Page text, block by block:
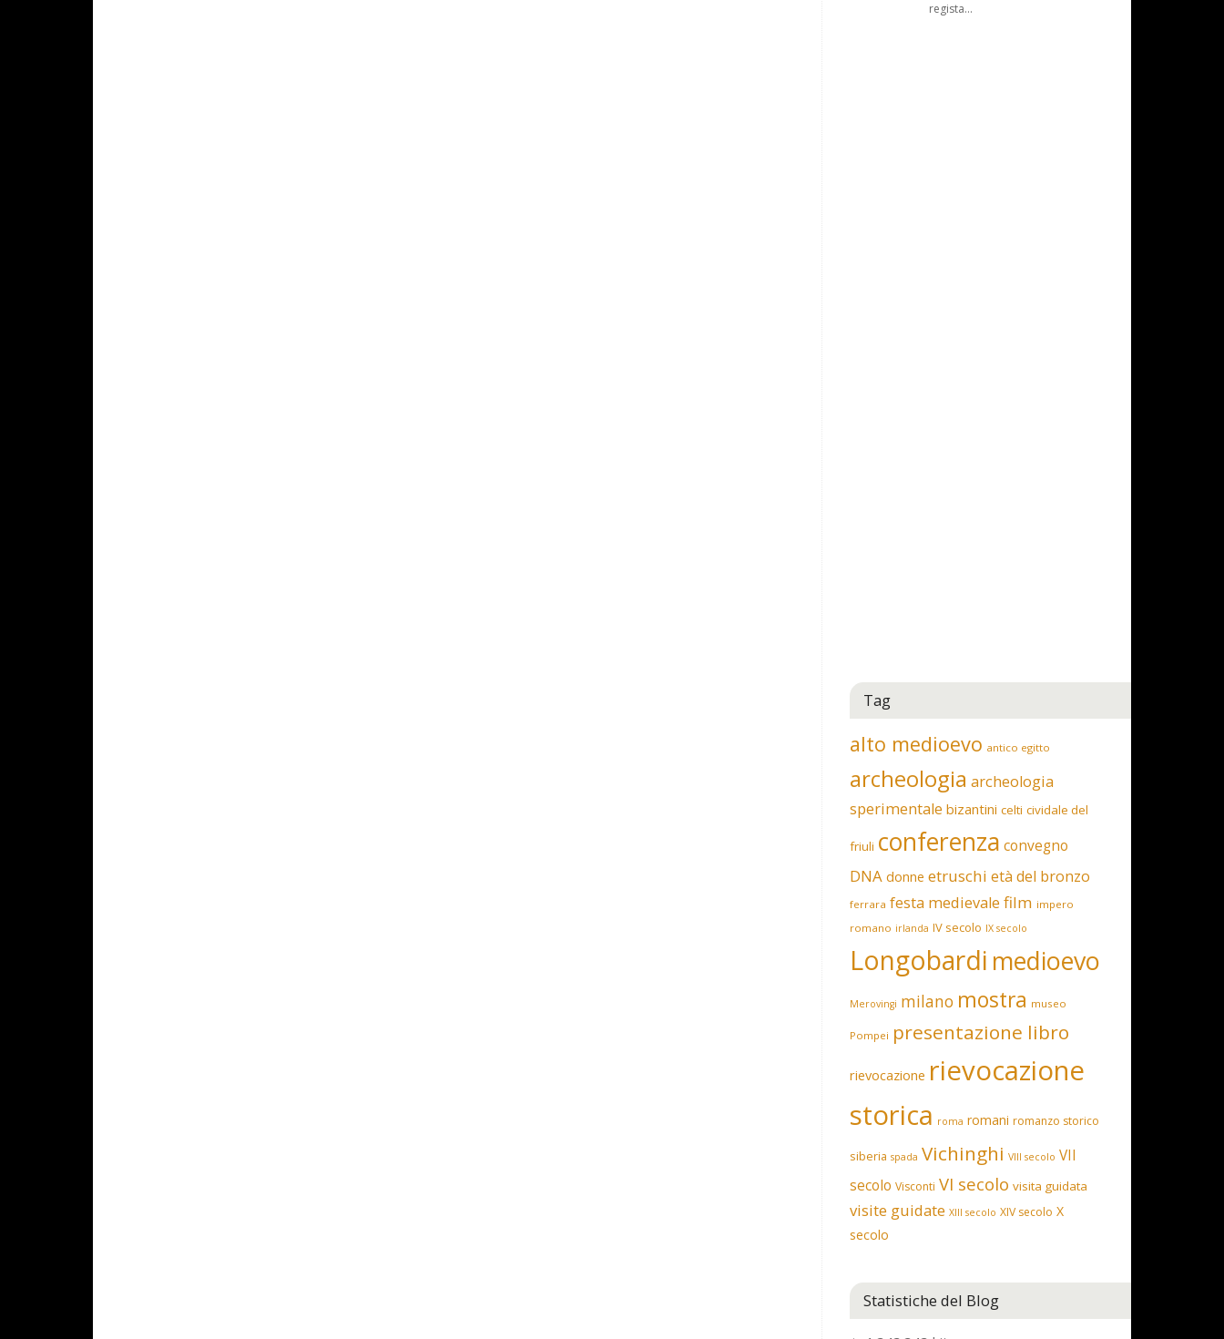
Tag
alto medioevo antico egitto
archeologia archeologia
sperimentale bizantini celti cividale del
friuli conferenza convegno
DNA donne etruschi età del bronzo
ferrara festa medievale film impero
romano irlanda IV secolo IX secolo
Longobardi medioevo
Merovingi milano mostra museo
Pompei presentazione libro
rievocazione rievocazione
storica roma romani romanzo storico
siberia spada Vichinghi VIII secolo VII
secolo Visconti VI secolo visita guidata
visite guidate XIII secolo XIV secolo X
secolo
Statistiche del Blog